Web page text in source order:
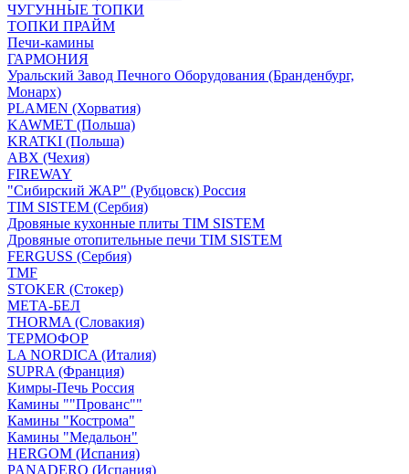
ЧУГУННЫЕ ТОПКИ
ТОПКИ ПРАЙМ
Печи-камины
ГАРМОНИЯ
Уральский Завод Печного Оборудования (Бранденбург,
Монарх)
PLAMEN (Хорватия)
KAWMET (Польша)
KRATKI (Польша)
ABX (Чехия)
FIREWAY
"Сибирский ЖАР" (Рубцовск) Россия
TIM SISTEM (Сербия)
Дровяные кухонные плиты TIM SISTEM
Дровяные отопительные печи TIM SISTEM
FERGUSS (Сербия)
TMF
STOKER (Стокер)
МЕТА-БЕЛ
THORMA (Словакия)
ТЕРМОФОР
LA NORDICA (Италия)
SUPRA (Франция)
Кимры-Печь Россия
Камины ""Прованс""
Камины "Кострома"
Камины "Медальон"
HERGOM (Испания)
PANADERO (Испания)